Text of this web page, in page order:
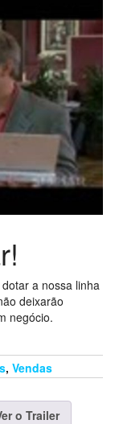
a nossa linha
deixarão
negócio.
, Vendas
o Trailer